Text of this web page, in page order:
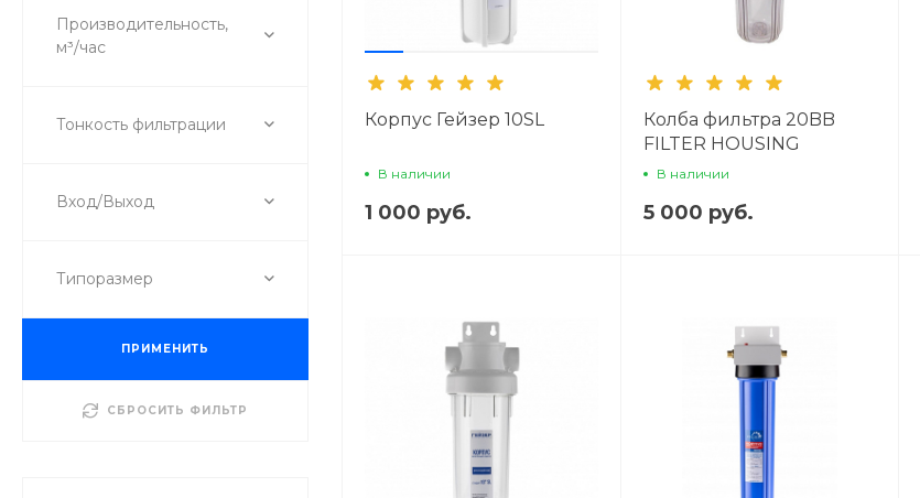
Производительность,
м³/час
Тонкость фильтрации
Вход/Выход
Типоразмер
ПРИМЕНИТЬ
СБРОСИТЬ ФИЛЬТР
Корпус Гейзер 10SL
В наличии
1 000 руб.
Колба фильтра 20BB
FILTER HOUSING
CH1050T-BKBL
В наличии
5 000 руб.